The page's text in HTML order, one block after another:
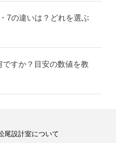
7の違いは？どれを選ぶ
すか？目安の数値を教
尾設計室について